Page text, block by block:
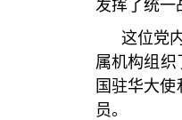
发挥了统一
这位党
属机构组织
国驻华大
员。